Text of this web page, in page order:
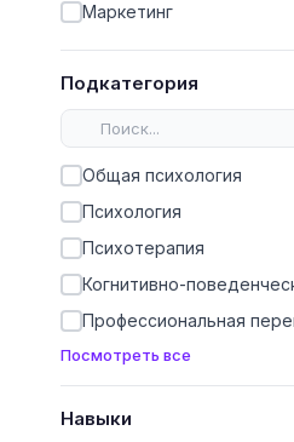
Маркетинг
Подкатегория
Общая психология
Психология
Психотерапия
Посмотреть все
Навыки